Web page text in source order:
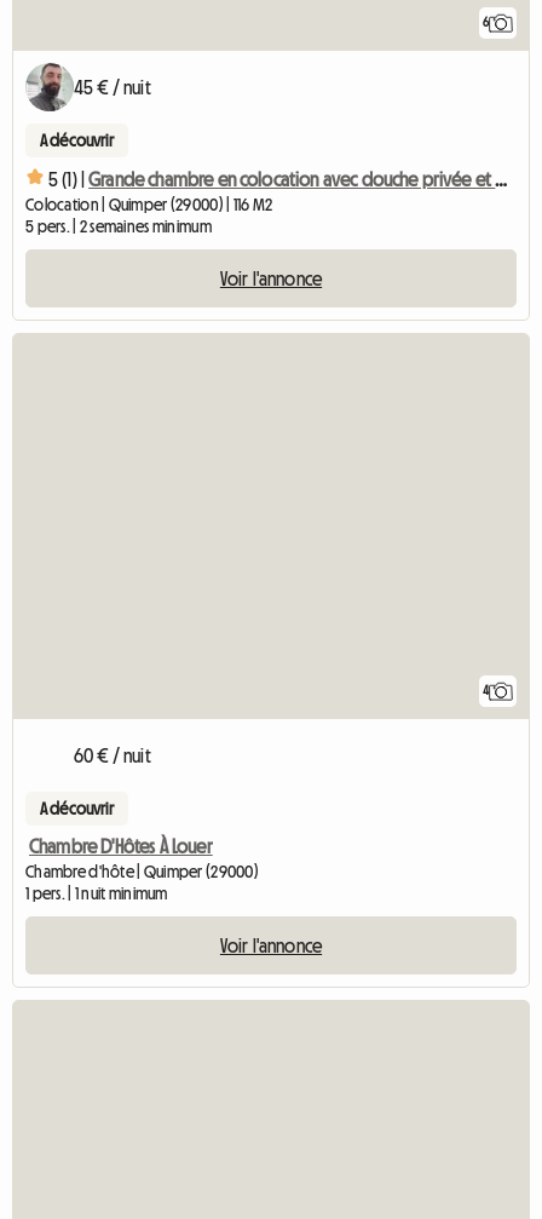
6
45 € / nuit
A découvrir
5 (1) | Grande chambre en colocation avec douche privée et garde-robe
Colocation | Quimper (29000) | 116 M2
5 pers. | 2 semaines minimum
Voir l'annonce
4
60 € / nuit
A découvrir
Chambre D'Hôtes À Louer
Chambre d'hôte | Quimper (29000)
1 pers. | 1 nuit minimum
Voir l'annonce